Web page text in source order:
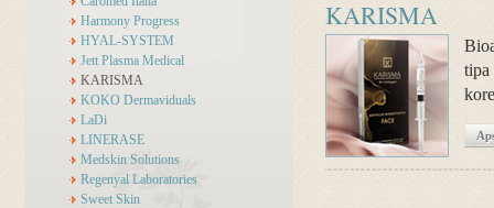
Harmony Progress
HYAL-SYSTEM
Jett Plasma Medical
KARISMA
KOKO Dermaviduals
LaDi
LINERASE
Medskin Solutions
Regenyal Laboratories
Sweet Skin
KARISMA
tipa